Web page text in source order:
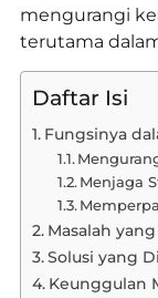
mengurangi
terutama
Daftar Isi
Fungsinya
Menjaga
Masalah
Solusi yang
Keunggulan